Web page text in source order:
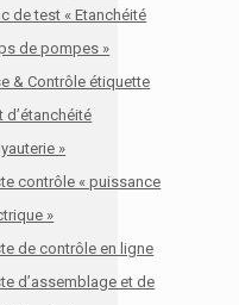
de test « Etanchéité
de pompes »
& Contrôle étiquette
d’étanchéité
»
contrôle « puissance
»
de contrôle en ligne
d’assemblage et de